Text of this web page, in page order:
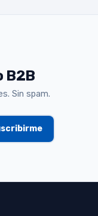
B2B
Sin spam.